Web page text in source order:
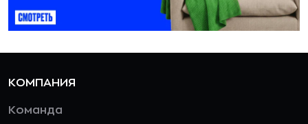
КОМПАНИЯ
Команда